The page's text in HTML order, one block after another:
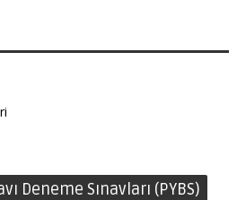
Deneme Sınavları (PYBS)